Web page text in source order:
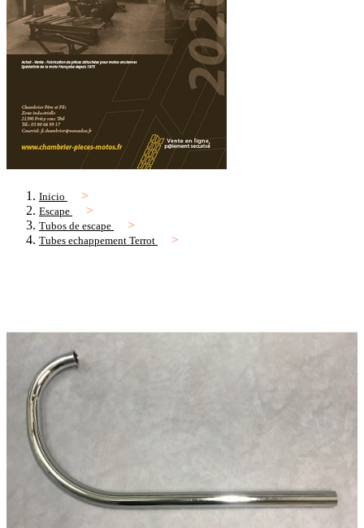
Inicio
Escape
Tubos de escape
Tubes echappement Terrot